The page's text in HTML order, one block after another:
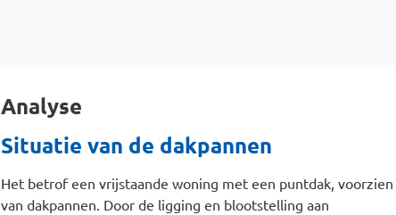
Analyse
Situatie van de dakpannen
Het betrof een vrijstaande woning met een puntdak, voorzien
van dakpannen. Door de ligging en blootstelling aan